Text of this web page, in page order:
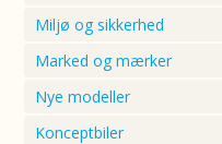
Miljø og sikkerhed
Marked og mærker
Nye modeller
Konceptbiler